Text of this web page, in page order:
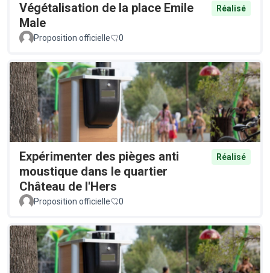
Végétalisation de la place Emile
Male
Réalisé
Proposition officielle 0
Expérimenter des pièges anti
moustique dans le quartier
Château de l'Hers
Réalisé
Proposition officielle 0